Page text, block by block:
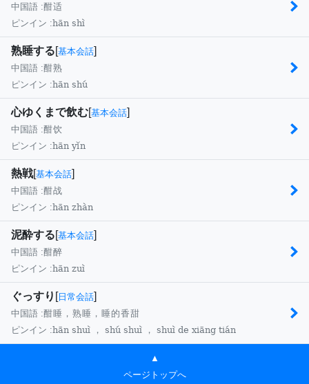
中国語 :酣适
ピンイン :hān shì
熟睡する[基本会話]
中国語 :酣熟
ピンイン :hān shú
心ゆくまで飲む[基本会話]
中国語 :酣饮
ピンイン :hān yǐn
熱戦[基本会話]
中国語 :酣战
ピンイン :hān zhàn
泥酔する[基本会話]
中国語 :酣醉
ピンイン :hān zuì
ぐっすり [ 日常会話]
中国語 :酣睡，熟睡，睡的香甜
ピンイン :hān shuì ， shú shuì ， shuì de xiāng tián
▲
ページトップへ